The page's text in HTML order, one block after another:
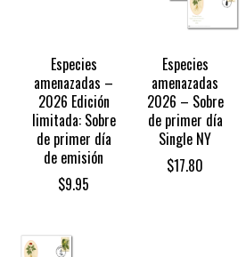
Especies
amenazadas –
2026 Edición
limitada: Sobre
de primer día
de emisión
$9.95
Especies
amenazadas
2026 – Sobre
de primer día
Single NY
$17.80